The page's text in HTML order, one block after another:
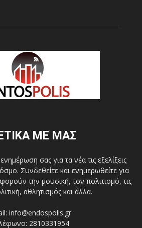
ΜΕ ΜΑΣ
σας για τα νέα τις εξελίξεις
Συνδεθείτε και ενημερωθείτε για
την μουσική, τον πολιτισμό, τις
αθλητισμός και άλλα.
info@endospolis.gr
2810331954